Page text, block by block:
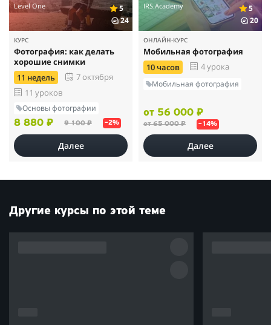
Level One
5
24
КУРС
Фотография: как делать
хорошие снимки
11 недель
7 октября
11 уроков
Основы фотографии
8 880 ₽ 9 100 ₽ –2%
Далее
IRS.Academy
5
20
ОНЛАЙН-КУРС
Мобильная фотография
10 часов
4 урока
Мобильная фотография
от 56 000 ₽
от 65 000 ₽ –14%
Далее
Другие курсы по этой теме